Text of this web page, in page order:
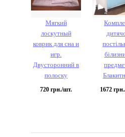
Мягкий
лоскутный
коврик для сна и
игр.
Двусторонний в
полоску
720 грн./шт. 1672